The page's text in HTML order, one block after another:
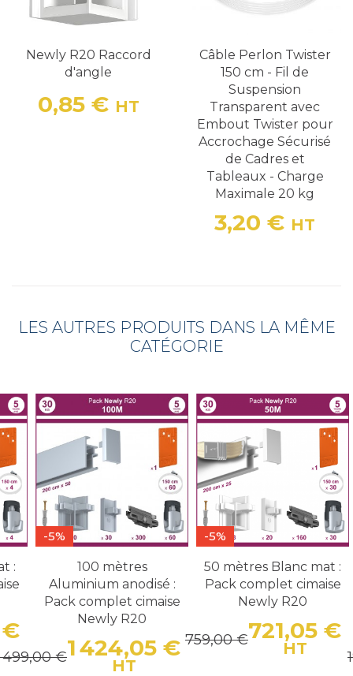
Newly R20 Raccord
d'angle
Prix
0,85 € HT
Câble Perlon Twister
150 cm - Fil de
Suspension
Transparent avec
Embout Twister pour
Accrochage Sécurisé
de Cadres et
Tableaux - Charge
Maximale 20 kg
Prix
3,20 € HT
LES AUTRES PRODUITS DANS LA MÊME
CATÉGORIE
:
€
Prix de base
-5%
100 mètres
Aluminium anodisé :
Pack complet cimaise
Newly R20
1 424,05 €
HT
499,00 €
-5%
50 mètres Blanc mat :
Pack complet cimaise
Newly R20
721,05 €
HT
759,00 €